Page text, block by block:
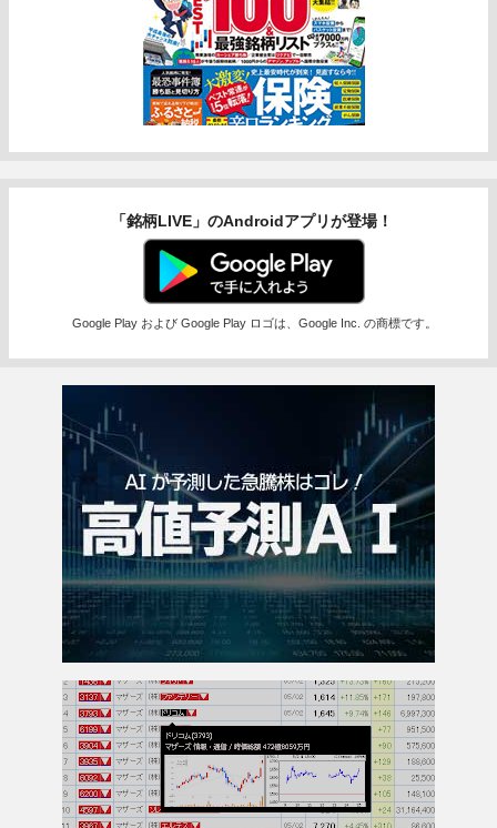
「銘柄LIVE」のAndroidアプリが登場！
Google Play および Google Play ロゴは、Google Inc. の商標です。